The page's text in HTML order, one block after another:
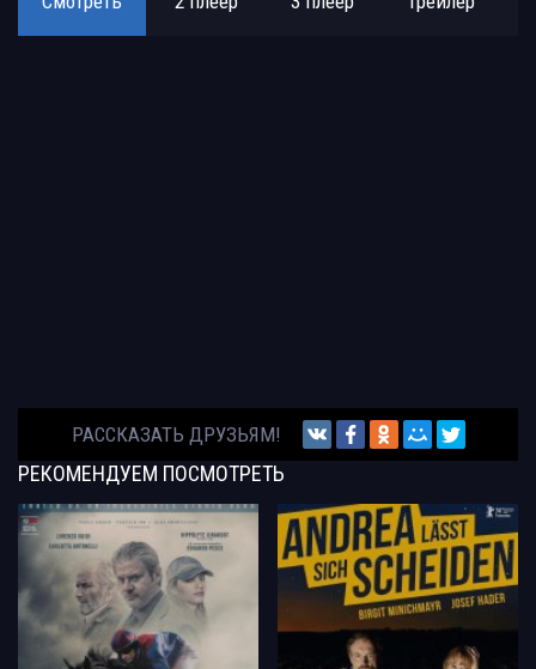
РАССКАЗАТЬ ДРУЗЬЯМ!
РЕКОМЕНДУЕМ ПОСМОТРЕТЬ